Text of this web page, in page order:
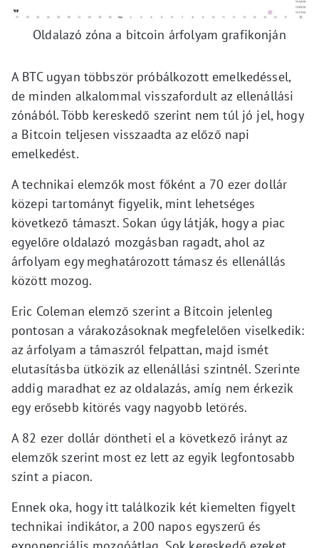
Oldalazó zóna a bitcoin árfolyam grafikonján
A BTC ugyan többször próbálkozott emelkedéssel,
de minden alkalommal visszafordult az ellenállási
zónából. Több kereskedő szerint nem túl jó jel, hogy
a Bitcoin teljesen visszaadta az előző napi
emelkedést.
A technikai elemzők most főként a 70 ezer dollár
közepi tartományt figyelik, mint lehetséges
következő támaszt. Sokan úgy látják, hogy a piac
egyelőre oldalazó mozgásban ragadt, ahol az
árfolyam egy meghatározott támasz és ellenállás
között mozog.
Eric Coleman elemző szerint a Bitcoin jelenleg
pontosan a várakozásoknak megfelelően viselkedik:
az árfolyam a támaszról felpattan, majd ismét
elutasításba ütközik az ellenállási szintnél. Szerinte
addig maradhat ez az oldalazás, amíg nem érkezik
egy erősebb kitörés vagy nagyobb letörés.
A 82 ezer dollár döntheti el a következő irányt az
elemzők szerint most ez lett az egyik legfontosabb
szint a piacon.
Ennek oka, hogy itt találkozik két kiemelten figyelt
technikai indikátor, a 200 napos egyszerű és